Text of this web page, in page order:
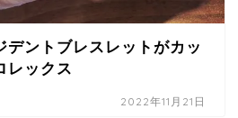
デントブレスレットがカッ
レックス
2022年11月21日